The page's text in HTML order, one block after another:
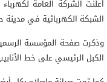
أعلنت الشركة العامة
الشبكة الكهربائية في مدينة
الكبل الرئيسي على خط الأنابيب ٢٠ ك ف وتركيب علبة